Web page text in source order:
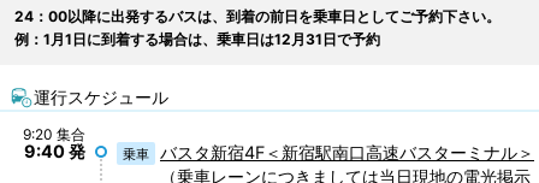
24：00以降に出発するバスは、到着の前日を乗車日としてご予約下さい。
例：1月1日に到着する場合は、乗車日は12月31日で予約
運行スケジュール
9:20 集合
9:40 発 乗車
バスタ新宿4F＜新宿駅南口高速バスターミナル＞
（乗車レーンにつきましては当日現地の電光掲示